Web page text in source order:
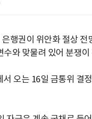
행권이 위안화 절상
와 맞물려 있어 분쟁
오는 16일 금통위 결